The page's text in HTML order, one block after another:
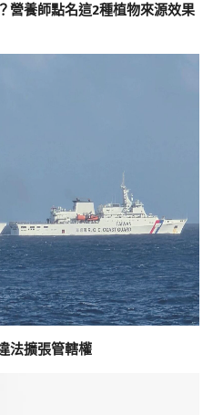
營養師點名這2種植物來源效果
法擴張管轄權